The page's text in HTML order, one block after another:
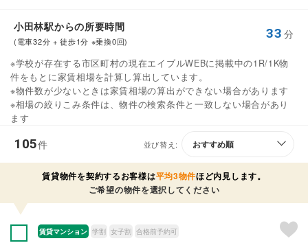
小田林駅からの所要時間
(電車32分 + 徒歩1分 ※乗換0回)
33 分
※学校が存在する市区町村の現在エイブルWEBに掲載中の1R/1K物
件をもとに家賃相場を計算し算出しています。
※物件数が少ないときは家賃相場の算出ができない場合があります
※相場の絞りこみ条件は、物件の検索条件と一致しない場合があり
ます
105件 並び替え:
賃貸物件を契約するお客様は平均3物件ほど内見します。
ご希望の物件を選択してください
賃貸マンション 学割 女子割 合格前予約可